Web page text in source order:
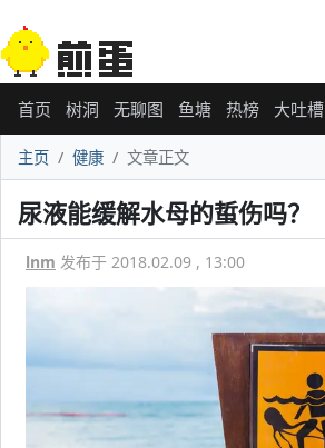
首页 树洞 无聊图 鱼塘 热榜 大吐槽
主页 健康 文章正文
尿液能缓解水母的蜇伤吗？
lnm 发布于 2018.02.09 , 13:00